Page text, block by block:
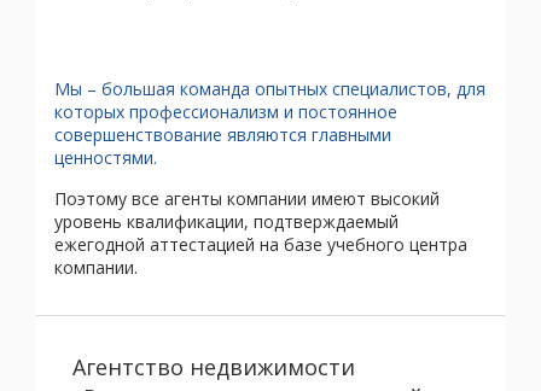
Мы – большая команда опытных специалистов, для
которых профессионализм и постоянное
совершенствование являются главными
ценностями.
Поэтому все агенты компании имеют высокий
уровень квалификации, подтверждаемый
ежегодной аттестацией на базе учебного центра
компании.
Агентство недвижимости